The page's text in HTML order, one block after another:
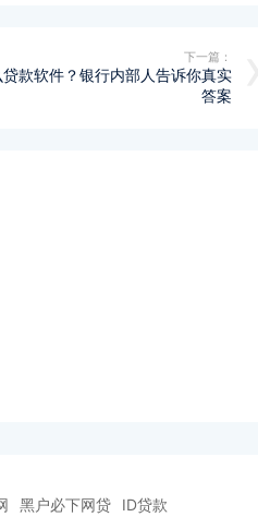
下一篇：
款软件？银行内部人告诉你真实
答案
黑户必下网贷 ID贷款